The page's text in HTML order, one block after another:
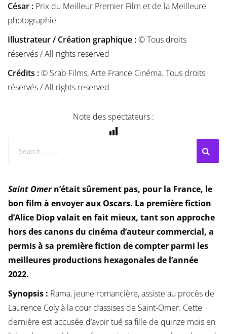
César : Prix du Meilleur Premier Film et de la Meilleure
photographie
Illustrateur / Création graphique :© Tous droits
réservés / All rights reserved
Crédits :© Srab Films, Arte France Cinéma. Tous droits
réservés / All rights reserved
Note des spectateurs :
Saint Omern’était sûrement pas, pour la France, le
bon film à envoyer aux Oscars. La première fiction
d’Alice Diop valait en fait mieux, tant son approche
hors des canons du cinéma d’auteur commercial, a
permis à sa première fiction de compter parmi les
meilleures productions hexagonales de l’année
2022.
Synopsis : Rama, jeune romancière, assiste au procès de
Laurence Coly à la cour d’assises de Saint-Omer. Cette
dernière est accusée d’avoir tué sa fille de quinze mois en